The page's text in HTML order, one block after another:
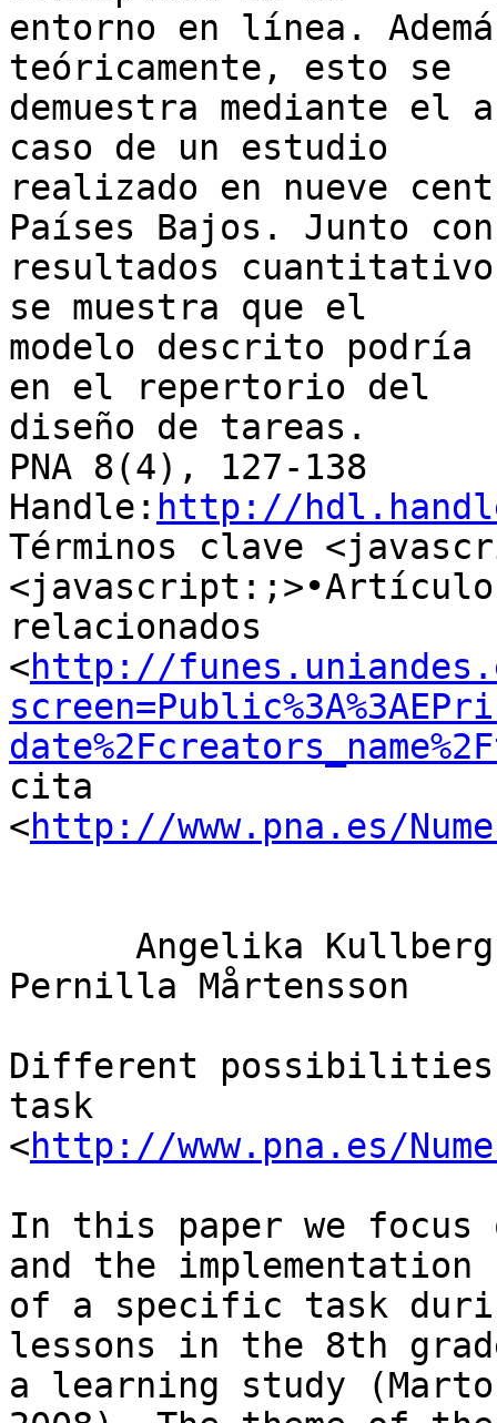
entorno en línea.
teóricamente, esto se
demuestra mediante el
caso de un estudio
realizado en nueve
Países Bajos. Junto
resultados
se muestra que el
modelo descrito
en el repertorio del
diseño de tareas.
PNA 8(4), 127-138
Handle: http://
Términos clave
relacionados
<http://
cita
<http://www.pna.es/
Pernilla Mårtensson
Different possibilities
task
<http://www.pna.es/
In this paper we
and the implementation
of a specific task
lessons in the 8th
a learning study